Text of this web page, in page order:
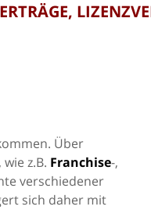
Über
z.B. Franchise-,
verschiedener
sich daher mit